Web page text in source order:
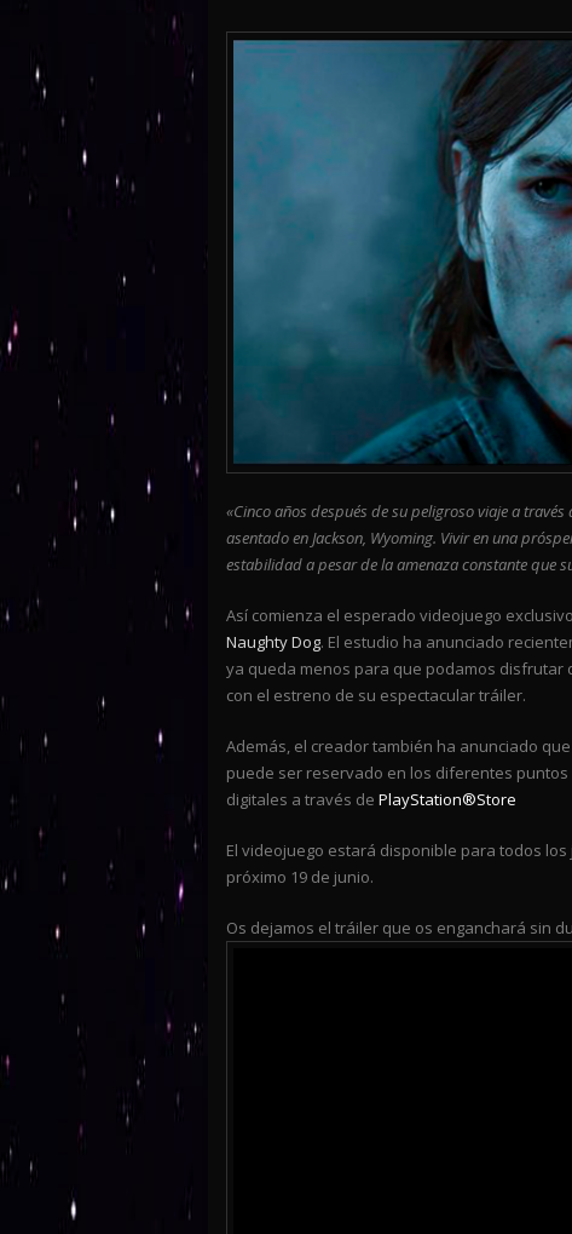
«Cinco años después de su peligroso viaje a
asentado en Jackson, Wyoming. Vivir en una
estabilidad a pesar de la amenaza constante que
Así comienza el esperado videojuego
Naughty Dog. El estudio ha anunciado
ya queda menos para que podamos
con el estreno de su espectacular tráiler.
Además, el creador también ha anunciado
puede ser reservado en los diferentes
digitales a través de PlayStation®Store
El videojuego estará disponible para todos
próximo 19 de junio.
Os dejamos el tráiler que os enganchará sin